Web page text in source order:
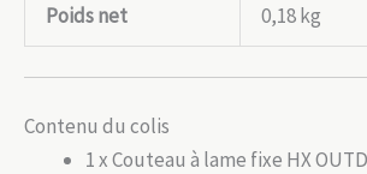
Poids net 0,18 kg
Contenu du colis
1 x Couteau à lame fixe HX